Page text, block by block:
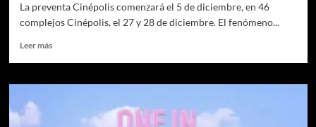
La preventa Cinépolis comenzará el 5 de diciembre, en 46
complejos Cinépolis, el 27 y 28 de diciembre. El fenómeno...
Leer másLeer
Prepárate